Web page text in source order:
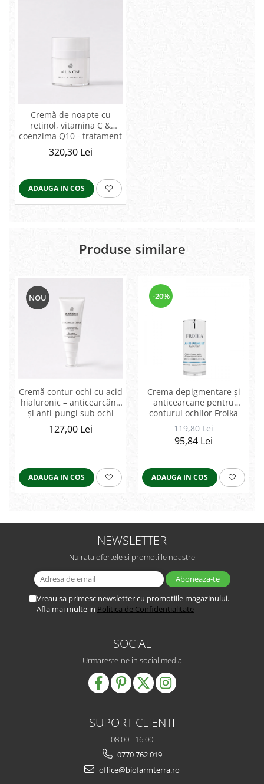
Cremă de noapte cu
retinol, vitamina C &
coenzima Q10 - tratament
All in One
320,30 Lei
ADAUGA IN COS
Produse similare
NOU
Cremă contur ochi cu acid
hialuronic – anticearcăne
și anti-pungi sub ochi
127,00 Lei
ADAUGA IN COS
-20%
Crema depigmentare și
anticearcane pentru
conturul ochilor Froika
119,80 Lei
95,84 Lei
ADAUGA IN COS
NEWSLETTER
Nu rata ofertele si promotiile noastre
Vreau sa primesc newsletter cu promotiile magazinului.
Afla mai multe in Politica de Confidentialitate
SOCIAL
Urmareste-ne in social media
SUPORT CLIENTI
08:00 - 16:00
0770 762 019
office@biofarmterra.ro